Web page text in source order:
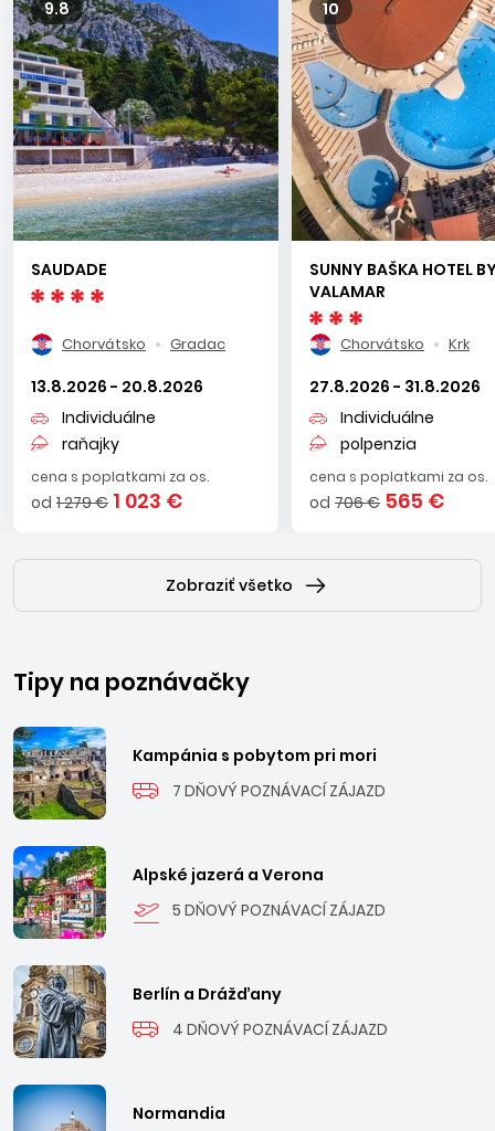
9.8
SAUDADE
Chorvátsko Gradac
13.8.2026 - 20.8.2026
Individuálne
raňajky
cena s poplatkami za os.
od 1 279 € 1 023 €
10
SUNNY BAŠKA HOTEL
VALAMAR
Chorvátsko Krk
27.8.2026 - 31.8.2026
Individuálne
polpenzia
cena s poplatkami za os.
od 706 € 565 €
Zobraziť všetko
Tipy na poznávačky
Kampánia s pobytom pri mori
7 DŇOVÝ POZNÁVACÍ ZÁJAZD
Alpské jazerá a Verona
5 DŇOVÝ POZNÁVACÍ ZÁJAZD
Berlín a Drážďany
4 DŇOVÝ POZNÁVACÍ ZÁJAZD
Normandia